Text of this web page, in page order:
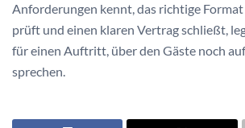
Anforderungen kennt, das richtige
prüft und einen klaren Vertrag schließt,
für einen Auftritt, über den Gäste noch
sprechen.